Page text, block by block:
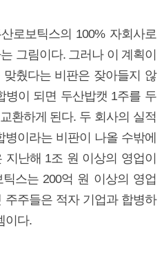
로보틱스의 100% 자회사로
그림이다. 그러나 이 계획이
췄다는 비판은 잦아들지 않
병이 되면 두산밥캣 1주를 두
환하게 된다. 두 회사의 실적
이라는 비판이 나올 수밖에
지난해 1조 원 이상의 영업이
스는 200억 원 이상의 영업
주주들은 적자 기업과 합병하
이다.